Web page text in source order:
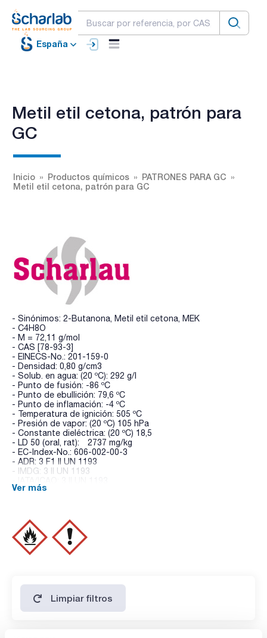
España
Metil etil cetona, patrón para
GC
Inicio Productos químicos
PATRONES PARA GC
Metil etil cetona, patrón para GC
- Sinónimos: 2-Butanona, Metil etil cetona, MEK
- C4H8O
- M = 72,11 g/mol
- CAS [78-93-3]
- EINECS-No.: 201-159-0
- Densidad: 0,80 g/cm3
- Solub. en agua: (20 ºC): 292 g/l
- Punto de fusión: -86 ºC
- Punto de ebullición: 79,6 ºC
- Punto de inflamación: -4 ºC
- Temperatura de ignición: 505 ºC
- Presión de vapor: (20 ºC) 105 hPa
- Constante dieléctrica: (20 ºC) 18,5
- LD 50 (oral, rat): 2737 mg/kg
- EC-Index-No.: 606-002-00-3
- ADR: 3 F1 II UN 1193
- IMDG: 3 II UN 1193
- Palabra de advertencia-GHS: Peligro
- P370+P378 - P405 - P501a
- Partida arancelaria: 2914 12 00 00
ESPECIFICACIONES
contenido: 99,8%
Ver más
Limpiar filtros